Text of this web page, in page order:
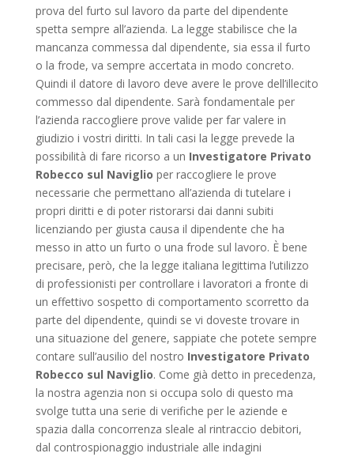
prova del furto sul lavoro da parte del dipendente
spetta sempre all’azienda. La legge stabilisce che la
mancanza commessa dal dipendente, sia essa il furto
o la frode, va sempre accertata in modo concreto.
Quindi il datore di lavoro deve avere le prove dell’illecito
commesso dal dipendente. Sarà fondamentale per
l’azienda raccogliere prove valide per far valere in
giudizio i vostri diritti. In tali casi la legge prevede la
possibilità di fare ricorso a un Investigatore Privato
Robecco sul Naviglio per raccogliere le prove
necessarie che permettano all’azienda di tutelare i
propri diritti e di poter ristorarsi dai danni subiti
licenziando per giusta causa il dipendente che ha
messo in atto un furto o una frode sul lavoro. È bene
precisare, però, che la legge italiana legittima l’utilizzo
di professionisti per controllare i lavoratori a fronte di
un effettivo sospetto di comportamento scorretto da
parte del dipendente, quindi se vi doveste trovare in
una situazione del genere, sappiate che potete sempre
contare sull’ausilio del nostro Investigatore Privato
Robecco sul Naviglio. Come già detto in precedenza,
la nostra agenzia non si occupa solo di questo ma
svolge tutta una serie di verifiche per le aziende e
spazia dalla concorrenza sleale al rintraccio debitori,
dal controspionaggio industriale alle indagini